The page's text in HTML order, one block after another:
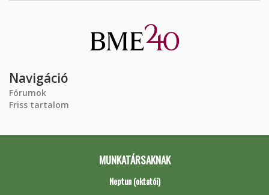
Navigáció
Fórumok
Friss tartalom
MUNKATÁRSAKNAK
Neptun (oktatói)